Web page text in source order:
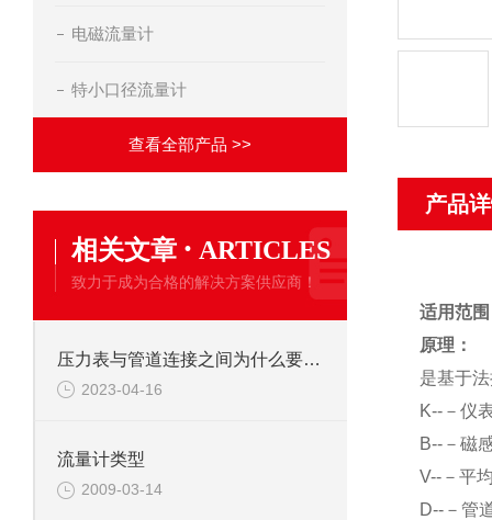
电磁流量计
特小口径流量计
查看全部产品 >>
相关文章 · ARTICLES
致力于成为合格的解决方案供应商！
压力表与管道连接之间为什么要弯一个圈
2023-04-16
流量计类型
2009-03-14
产品
适用范
原理：
是基于
K--－仪
B--－磁
V--－平
D--－管